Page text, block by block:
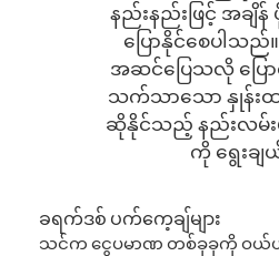
နည်းနည်းဖြင့် အချိန်
ပြောနိုင်စေပါသ
အဆင်ပြေသလို ပြော
သက်သာသော နှုန်းထား
ဆိုနိုင်သည့် နည်းလမ်း
ကို ရွေးချ
ခရက်ဒစ် ပက်ကေ့ချ်များ
သင်က ငွေပမာဏ တစ်ခုခုကို ဝယ်